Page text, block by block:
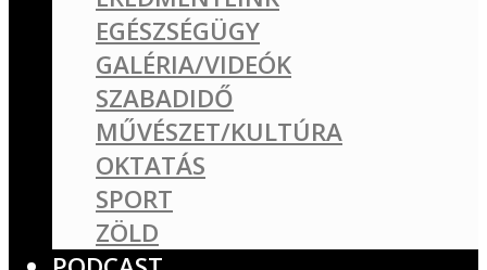
EGÉSZSÉGÜGY
GALÉRIA/VIDEÓK
SZABADIDŐ
MŰVÉSZET/KULTÚRA
OKTATÁS
SPORT
ZÖLD